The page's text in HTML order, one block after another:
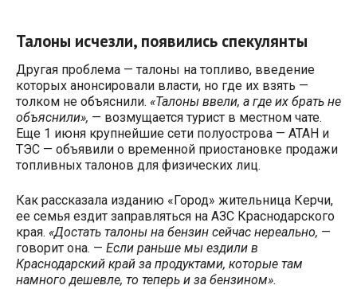
Талоны исчезли, появились спекулянты
Другая проблема — талоны на топливо, введение
которых анонсировали власти, но где их взять —
толком не объяснили. «Талоны ввели, а где их брать не
объяснили», — возмущается турист в местном чате.
Еще 1 июня крупнейшие сети полуострова — АТАН и
ТЭС — объявили о временной приостановке продажи
топливных талонов для физических лиц.
Как рассказала изданию «Город» жительница Керчи,
ее семья ездит заправляться на АЗС Краснодарского
края. «Достать талоны на бензин сейчас нереально, —
говорит она. — Если раньше мы ездили в
Краснодарский край за продуктами, которые там
намного дешевле, то теперь и за бензином».